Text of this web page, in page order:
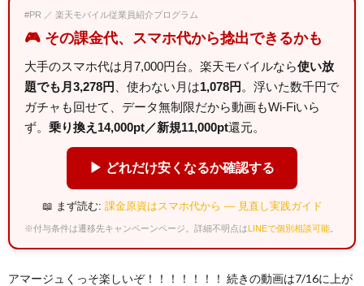
#PR ／ 楽天モバイル従業員紹介プログラム
🎮 その課金代、スマホ代から捻出できるかも
大手のスマホ代は月7,000円台。楽天モバイルなら使い放
題でも月3,278円
、使わない月は1,078円 。浮いた数千円で
ガチャも回せて、データ無制限だから動画もWi-Fiいら
ず。 乗り換え14,000pt／新規11,000pt還元。
▶ どれだけ安くなるか確認する
📖 まず読む: 課金原資はスマホ代から — 見直し実践ガイド
※付与条件は遷移先キャンペーンページ。詳細不明点はLINEで個別相談可能
アマージュくっそ楽しいぞ！！！！！！！ 続きの動画は7/16に上が